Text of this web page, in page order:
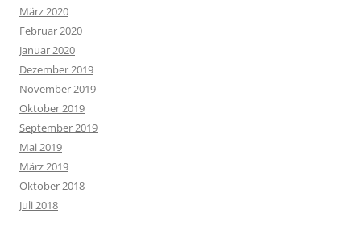
März 2020
Februar 2020
Januar 2020
Dezember 2019
November 2019
Oktober 2019
September 2019
Mai 2019
März 2019
Oktober 2018
Juli 2018